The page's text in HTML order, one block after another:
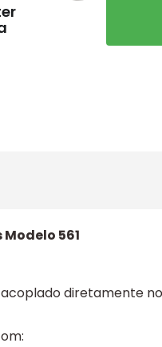
561
diretamente